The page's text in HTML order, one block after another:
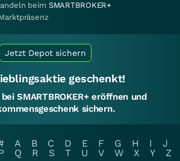
beim SMARTBROKER+
Jetzt Depot sichern
geschenkt!
SMARTBROKER+ eröffnen und
sichern.
A B C D E F G H I
J
Q R S T U V W X Y
Z